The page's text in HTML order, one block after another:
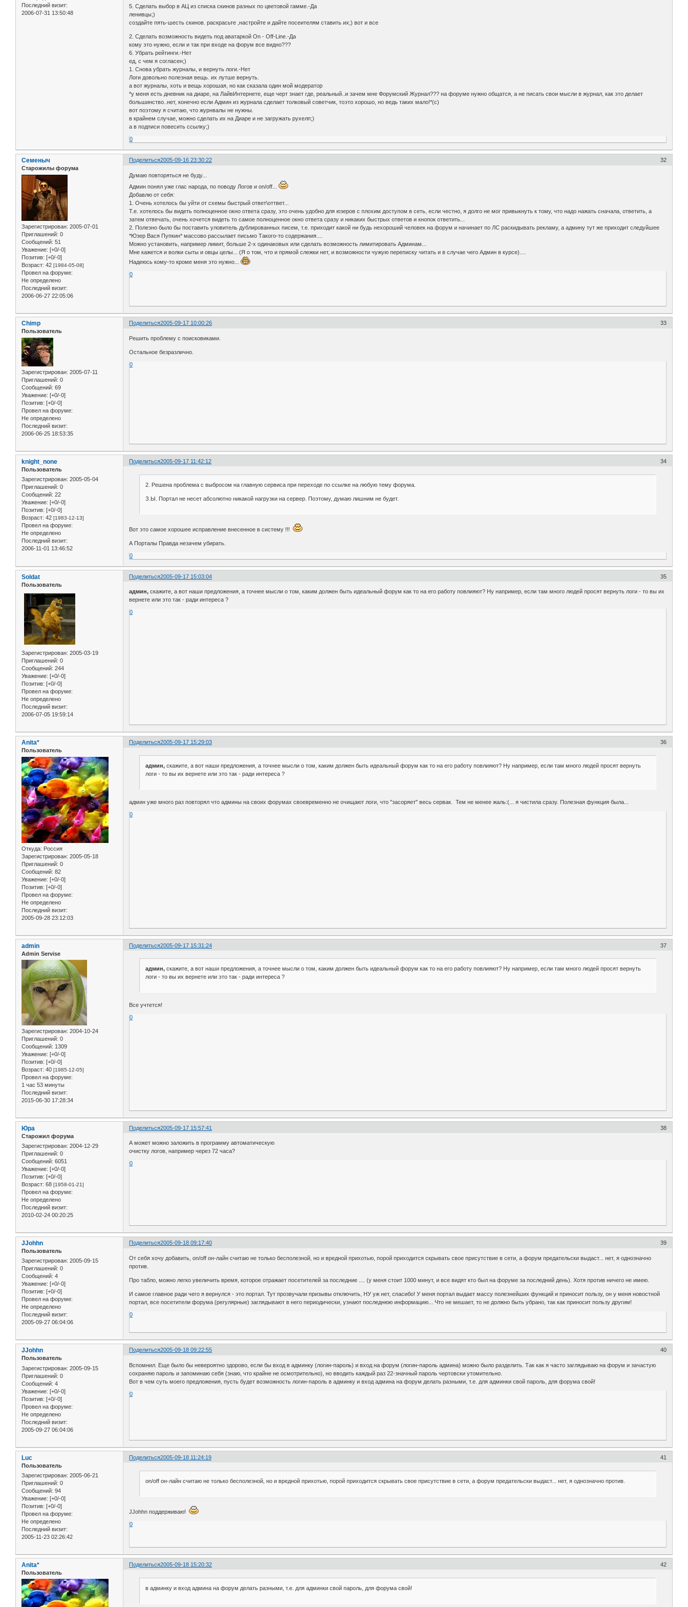
Последний визит:
2006-07-31 13:50:48
5. Сделать выбор в АЦ из списка скинов разных по цветовой гамме.-Да
ленивцы;)
создайте пять-шесть скинов. раскрасьте ,настройте и дайте посеителям ставить их;) вот и все
2. Сделать возможность видеть под аватаркой On - Off-Line.-Да
кому это нужно, если и так при входе на форум все видно???
6. Убрать рейтинги.-Нет
ед, с чем я согласен;)
1. Снова убрать журналы, и вернуть логи.-Нет
Логи довольно полезная вещь. их лутше вернуть.
а вот журналы, хоть и вещь хорошая, но как сказала один мой модератор
*у меня есть дневник на диаре, на ЛайвИнтернете, еще черт знает где, реальный..и зачем мне Форумский Журнал??? на форуме нужно общатся, а не писать свои мысли в журнал, как это делает
большинство..нет, конечно если Админ из журнала сделает толковый советчик, тоэто хорошо, но ведь таких мало!*(с)
вот поэтому я считаю, что журнвалы не нужны.
в крайнем случае, можно сделать их на Диаре и не загружать рухелп;)
а в подписи повесить ссылку;)
0
Поделиться 32
2005-09-16 23:30:22
Семеныч
Старожилы форума
Зарегистрирован: 2005-07-01
Приглашений: 0
Сообщений: 51
Уважение: [+0/-0]
Позитив: [+0/-0]
Возраст: 42 [1984-05-08]
Провел на форуме:
Не определено
Последний визит:
2006-06-27 22:05:06
Думаю повторяться не буду...
Админ понял уже глас народа, по поводу Логов и on/off...
Добавлю от себя:
1. Очень хотелось бы уйти от схемы быстрый ответ\оттвет...
Т.е. хотелось бы видеть полноценное окно ответа сразу, это очень удобно для юзеров с плохим доступом в сеть, если честно, я долго не мог привыкнуть к тому, что надо нажать сначала, ответить, а
затем отвечать, очень хочется видеть то самое полноценное окно ответа сразу и никаких быстрых ответов и кнопок ответить...
2. Полезно было бы поставить уловитель дублированных писем, т.е. приходит какой ни будь нехороший человек на форум и начинает по ЛС раскидывать рекламу, а админу тут же приходит следуйшее
*Юзер Вася Пупкин* массово рассылает письмо Такого-то содержания....
Можно установить, например лимит, больше 2-х одинаковых или сделать возможность лимитировать Админам...
Мне кажется и волки сыты и овцы целы... (Я о том, что и прямой слежки нет, и возможности чужую переписку читать и в случае чего Админ в курсе)....
Надеюсь кому-то кроме меня это нужно...
0
Поделиться 33
2005-09-17 10:00:26
Chimp
Пользователь
Зарегистрирован: 2005-07-11
Приглашений: 0
Сообщений: 69
Уважение: [+0/-0]
Позитив: [+0/-0]
Провел на форуме:
Не определено
Последний визит:
2006-06-25 18:53:35
Решить проблему с поисковиками.
Остальное безразлично.
0
Поделиться 34
2005-09-17 11:42:12
knight_none
Пользователь
Зарегистрирован: 2005-05-04
Приглашений: 0
Сообщений: 22
Уважение: [+0/-0]
Позитив: [+0/-0]
Возраст: 42 [1983-12-13]
Провел на форуме:
Не определено
Последний визит:
2006-11-01 13:46:52
2. Решена проблема с выбросом на главную сервиса при переходе по ссылке на любую тему форума.
З.Ы. Портал не несет абсолютно никакой нагрузки на сервер. Поэтому, думаю лишним не будет.
Вот это самое хорошее исправление внесенное в систему !!!
А Порталы Правда незачем убирать.
0
Поделиться 35
2005-09-17 15:03:04
Soldat
Пользователь
Зарегистрирован: 2005-03-19
Приглашений: 0
Сообщений: 244
Уважение: [+0/-0]
Позитив: [+0/-0]
Провел на форуме:
Не определено
Последний визит:
2006-07-05 19:59:14
админ, скажите, а вот наши предложения, а точнее мысли о том, каким должен быть идеальный форум как то на его работу повлияют? Ну например, если там много людей просят вернуть логи - то вы их
вернете или это так - ради интереса ?
0
Поделиться 36
2005-09-17 15:29:03
Anita*
Пользователь
Откуда: Россия
Зарегистрирован: 2005-05-18
Приглашений: 0
Сообщений: 82
Уважение: [+0/-0]
Позитив: [+0/-0]
Провел на форуме:
Не определено
Последний визит:
2005-09-28 23:12:03
админ,скажите, а вот наши предложения, а точнее мысли о том, каким должен быть идеальный форум как то на его работу повлияют? Ну например, если там много людей просят вернуть
логи - то вы их вернете или это так - ради интереса ?
админ уже много раз повторял что админы на своих форумах своевременно не очищают логи, что "засоряет" весь сервак. Тем не менее жаль:(... я чистила сразу. Полезная функция была...
0
Поделиться 37
2005-09-17 15:31:24
admin
Admin Servise
Зарегистрирован: 2004-10-24
Приглашений: 0
Сообщений: 1309
Уважение: [+0/-0]
Позитив: [+0/-0]
Возраст: 40 [1985-12-05]
Провел на форуме:
1 час 53 минуты
Последний визит:
2015-06-30 17:28:34
админ,скажите, а вот наши предложения, а точнее мысли о том, каким должен быть идеальный форум как то на его работу повлияют? Ну например, если там много людей просят вернуть
логи - то вы их вернете или это так - ради интереса ?
Все учтется!
0
Поделиться 38
2005-09-17 15:57:41
Юра
Старожил форума
Зарегистрирован: 2004-12-29
Приглашений: 0
Сообщений: 6051
Уважение: [+0/-0]
Позитив: [+0/-0]
Возраст: 68 [1958-01-21]
Провел на форуме:
Не определено
Последний визит:
2010-02-24 00:20:25
А может можно заложить в программу автоматическую
очистку логов, например через 72 часа?
0
Поделиться 39
2005-09-18 09:17:40
JJohhn
Пользователь
Зарегистрирован: 2005-09-15
Приглашений: 0
Сообщений: 4
Уважение: [+0/-0]
Позитив: [+0/-0]
Провел на форуме:
Не определено
Последний визит:
2005-09-27 06:04:06
От себя хочу добавить, on/off он-лайн считаю не только бесполезной, но и вредной прихотью, порой приходится скрывать свое присутствие в сети, а форум предательски выдаст... нет, я однозначно
против.
Про табло, можно легко увеличить время, которое отражает посетителей за последние .... (у меня стоит 1000 минут, и все видят кто был на форуме за последний день). Хотя против ничего не имею.
И самое главное ради чего я вернулся - это портал. Тут прозвучали призывы отключить, НУ уж нет, спасибо! У меня портал выдает массу полезнейших функций и приносит пользу, он у меня новостной
портал, все посетители форума (регулярные) заглядывают в него периодически, узнают последнюю информацию... Что не мешает, то не должно быть убрано, так как приносит пользу другим!
0
Поделиться 40
2005-09-18 09:22:55
JJohhn
Пользователь
Зарегистрирован: 2005-09-15
Приглашений: 0
Сообщений: 4
Уважение: [+0/-0]
Позитив: [+0/-0]
Провел на форуме:
Не определено
Последний визит:
2005-09-27 06:04:06
Вспомнил. Еще было бы невероятно здорово, если бы вход в админку (логин-пароль) и вход на форум (логин-пароль админа) можно было разделить. Так как я часто заглядываю на форум и зачастую
сохраняю пароль и запоминаю себя (знаю, что крайне не осмотрительно), но вводить каждый раз 22-значный пароль чертовски утомительно.
Вот в чем суть моего предложения, пусть будет возможность логин-пароль в админку и вход админа на форум делать разными, т.е. для админки свой пароль, для форума свой!
0
Поделиться 41
2005-09-18 11:24:19
Luc
Пользователь
Зарегистрирован: 2005-06-21
Приглашений: 0
Сообщений: 94
Уважение: [+0/-0]
Позитив: [+0/-0]
Провел на форуме:
Не определено
Последний визит:
2005-11-23 02:26:42
on/off он-лайн считаю не только бесполезной, но и вредной прихотью, порой приходится скрывать свое присутствие в сети, а форум предательски выдаст... нет, я однозначно против.
JJohhn поддерживаю!
0
Поделиться 42
2005-09-18 15:20:32
Anita*
Пользователь
в админку и вход админа на форум делать разными, т.е. для админки свой пароль, для форума свой!